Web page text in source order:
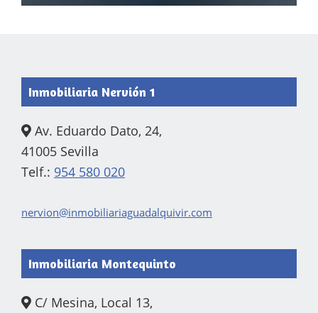
FooterInmobiliaria Nervión 1
Av. Eduardo Dato, 24,
41005 Sevilla
Telf.: 954 580 020
nervion@inmobiliariaguadalquivir.com
Inmobiliaria Montequinto
C/ Mesina, Local 13,